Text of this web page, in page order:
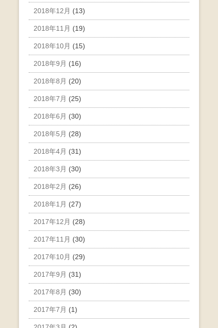
2018年12月 (13)
2018年11月 (19)
2018年10月 (15)
2018年9月 (16)
2018年8月 (20)
2018年7月 (25)
2018年6月 (30)
2018年5月 (28)
2018年4月 (31)
2018年3月 (30)
2018年2月 (26)
2018年1月 (27)
2017年12月 (28)
2017年11月 (30)
2017年10月 (29)
2017年9月 (31)
2017年8月 (30)
2017年7月 (1)